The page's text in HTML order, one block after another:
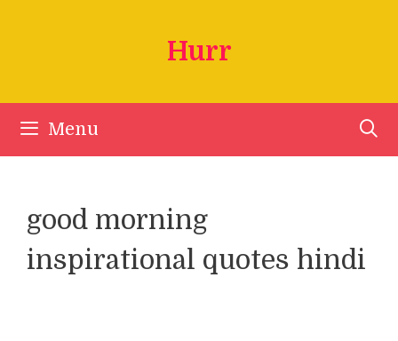
Hurr
Menu
good morning
inspirational quotes hindi